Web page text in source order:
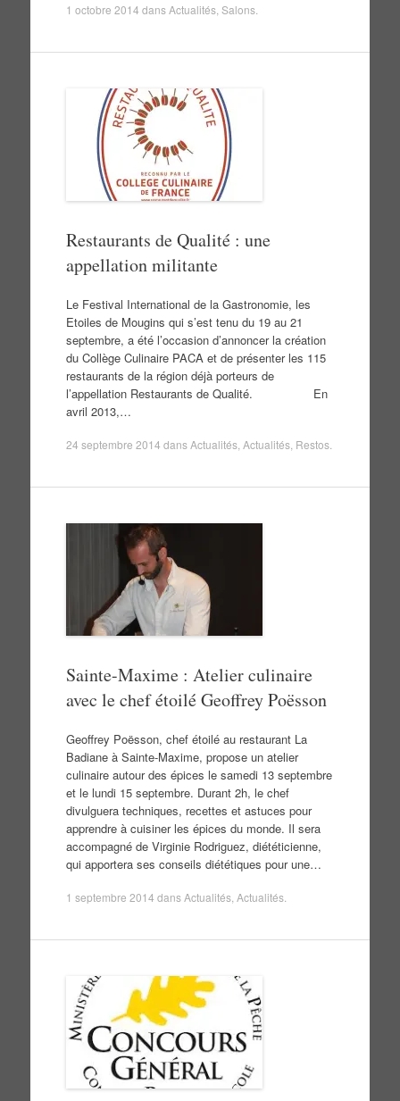
1 octobre 2014 dansActualités, Salons.
Restaurants de Qualité : une
appellation militante
Le Festival International de la Gastronomie, les
Etoiles de Mougins qui s’est tenu du 19 au 21
septembre, a été l’occasion d’annoncer la création
du Collège Culinaire PACA et de présenter les 115
restaurants de la région déjà porteurs de
l’appellation Restaurants de Qualité. En
avril 2013,…
24 septembre 2014 dansActualités, Actualités, Restos.
Sainte-Maxime : Atelier culinaire
avec le chef étoilé Geoffrey Poësson
Geoffrey Poësson, chef étoilé au restaurant La
Badiane à Sainte-Maxime, propose un atelier
culinaire autour des épices le samedi 13 septembre
et le lundi 15 septembre. Durant 2h, le chef
divulguera techniques, recettes et astuces pour
apprendre à cuisiner les épices du monde. Il sera
accompagné de Virginie Rodriguez, diététicienne,
qui apportera ses conseils diététiques pour une…
1 septembre 2014 dansActualités, Actualités.